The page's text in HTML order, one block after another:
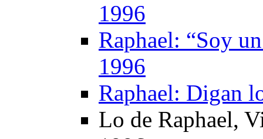
1996
Raphael: “Soy
1996
Raphael: Digan
Lo de Raphael,